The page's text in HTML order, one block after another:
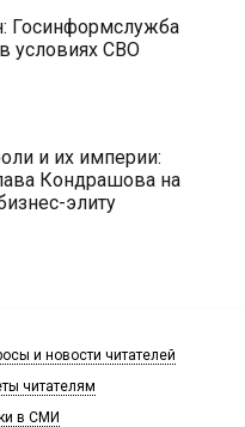
Госинформслужба
условиях СВО
и их империи:
Кондрашова на
элиту
и новости читателей
читателям
в СМИ